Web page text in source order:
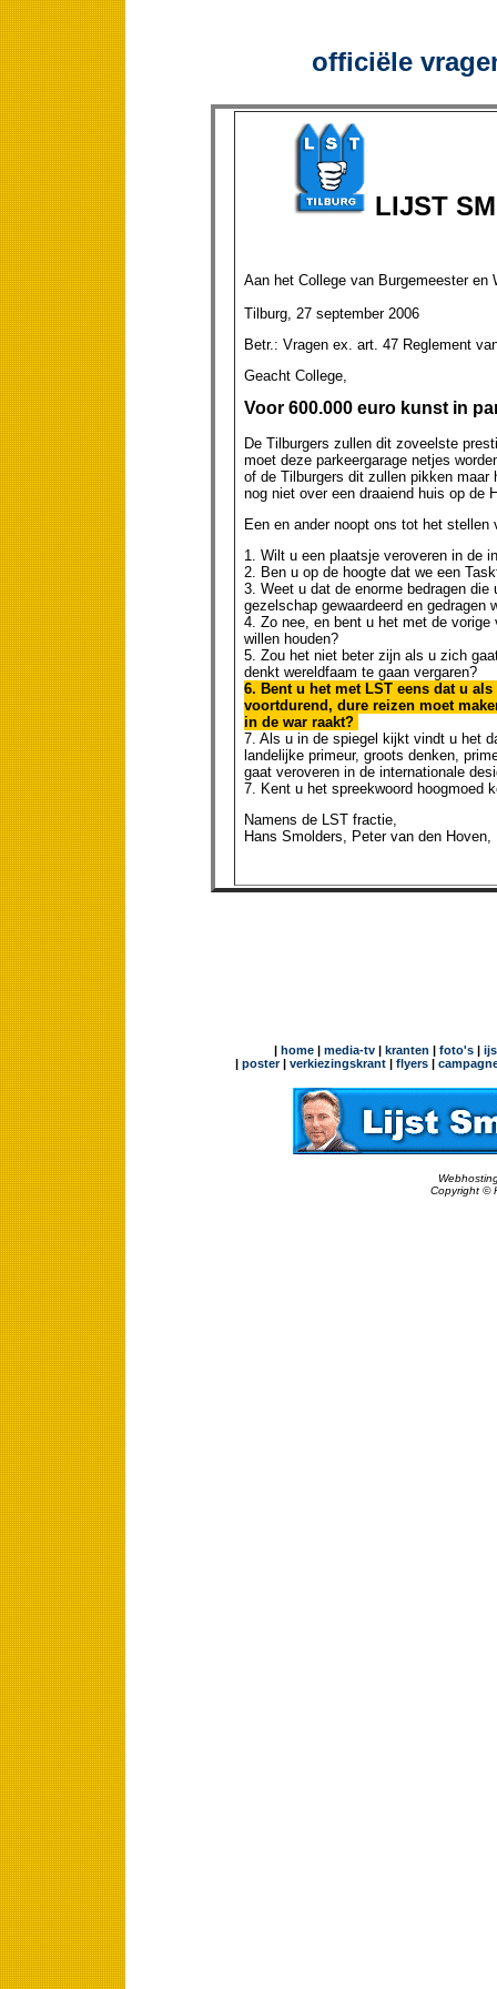
officiële
LIJST
Aan het College van Burgemeester en
Tilburg, 27 september 2006
Betr.: Vragen ex. art. 47 Reglement
Geacht College,
Voor 600.000 euro kunst in
De Tilburgers zullen dit zoveelste
moet deze parkeergarage netjes
of de Tilburgers dit zullen pikken maar
nog niet over een draaiend huis op de
Een en ander noopt ons tot het
1. Wilt u een plaatsje veroveren in de
2. Ben u op de hoogte dat we een
3. Weet u dat de enorme bedragen
gezelschap gewaardeerd en gedragen
4. Zo nee, en bent u het met de
willen houden?
5. Zou het niet beter zijn als u zich
denkt wereldfaam te gaan vergaren?
6. Bent u het met LST eens dat u
voortdurend, dure reizen moet
in de war raakt?
7. Als u in de spiegel kijkt vindt u het
landelijke primeur, groots denken,
gaat veroveren in de internationale
7. Kent u het spreekwoord hoogmoed
Namens de LST fractie,
Hans Smolders, Peter van den
| home| media-tv| kranten | foto's|
| poster| verkiezingskrant | flyers |
Copyright ©